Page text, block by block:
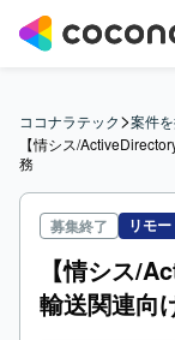
ココナラテック>案件
【情シス/
務
募集終了 リモ
【情シス/
輸送関連向